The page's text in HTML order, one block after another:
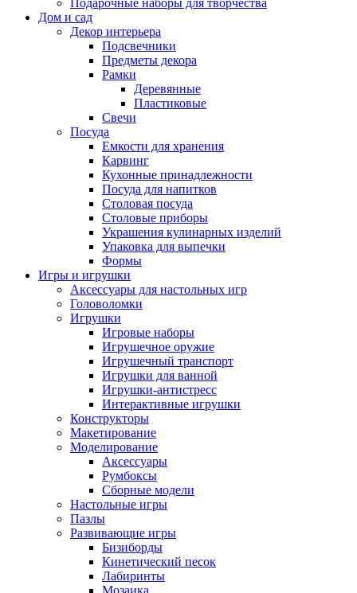
Подарочные наборы для творчества
Дом и сад
Декор интерьера
Подсвечники
Предметы декора
Рамки
Деревянные
Пластиковые
Свечи
Посуда
Емкости для хранения
Карвинг
Кухонные принадлежности
Посуда для напитков
Столовая посуда
Столовые приборы
Украшения кулинарных изделий
Упаковка для выпечки
Формы
Игры и игрушки
Аксессуары для настольных игр
Головоломки
Игрушки
Игровые наборы
Игрушечное оружие
Игрушечный транспорт
Игрушки для ванной
Игрушки-антистресс
Интерактивные игрушки
Конструкторы
Макетирование
Моделирование
Аксессуары
Румбоксы
Сборные модели
Настольные игры
Пазлы
Развивающие игры
Бизиборды
Кинетический песок
Лабиринты
Мозаика